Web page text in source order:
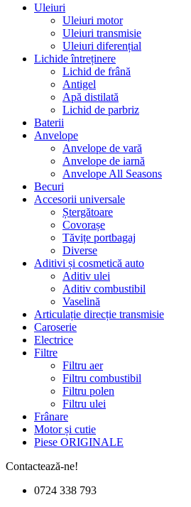
Uleiuri
Uleiuri motor
Uleiuri transmisie
Uleiuri diferențial
Lichide întreținere
Lichid de frână
Antigel
Apă distilată
Lichid de parbriz
Baterii
Anvelope
Anvelope de vară
Anvelope de iarnă
Anvelope All Seasons
Becuri
Accesorii universale
Ștergătoare
Covorașe
Tăvițe portbagaj
Diverse
Aditivi și cosmetică auto
Aditiv ulei
Aditiv combustibil
Vaselină
Articulație direcție transmisie
Caroserie
Electrice
Filtre
Filtru aer
Filtru combustibil
Filtru polen
Filtru ulei
Frânare
Motor și cutie
Piese ORIGINALE
Contactează-ne!
0724 338 793